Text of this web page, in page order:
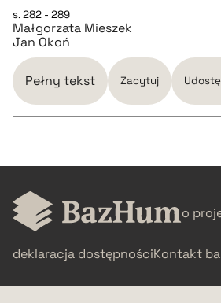
pobierz cytat
s. 282 - 289
Małgorzata Mieszek
Jan Okoń
Pełny tekst Zacytuj
CZYSTY TEKST
pobierz cytat
BIBTEX
o
deklaracja dostępnościKontakt